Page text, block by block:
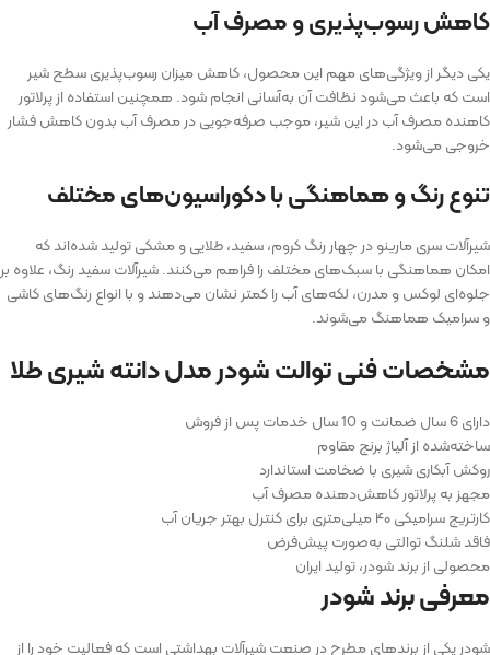
کاهش رسوب‌پذیری و مصرف آب
یکی دیگر از ویژگی‌های مهم این محصول، کاهش میزان رسوب‌پذیری سطح شیر
است که باعث می‌شود نظافت آن به‌آسانی انجام شود. همچنین استفاده از پرلاتور
کاهنده مصرف آب در این شیر، موجب صرفه‌جویی در مصرف آب بدون کاهش فشار
خروجی می‌شود.
تنوع رنگ و هماهنگی با دکوراسیون‌های مختلف
شیرآلات سری مارینو در چهار رنگ کروم، سفید، طلایی و مشکی تولید شده‌اند که
امکان هماهنگی با سبک‌های مختلف را فراهم می‌کنند. شیرآلات سفید رنگ، علاوه بر
جلوه‌ای لوکس و مدرن، لکه‌های آب را کمتر نشان می‌دهند و با انواع رنگ‌های کاشی
و سرامیک هماهنگ می‌شوند.
مشخصات فنی توالت شودر مدل دانته شیری طلا
دارای 6 سال ضمانت و 10 سال خدمات پس از فروش
ساخته‌شده از آلیاژ برنج مقاوم
روکش آبکاری شیری با ضخامت استاندارد
مجهز به پرلاتور کاهش‌دهنده مصرف آب
کارتریج سرامیکی ۴۰ میلی‌متری برای کنترل بهتر جریان آب
فاقد شلنگ توالتی به‌صورت پیش‌فرض
محصولی از برند شودر، تولید ایران
معرفی برند شودر
شودر یکی از برندهای مطرح در صنعت شیرآلات بهداشتی است که فعالیت خود را از